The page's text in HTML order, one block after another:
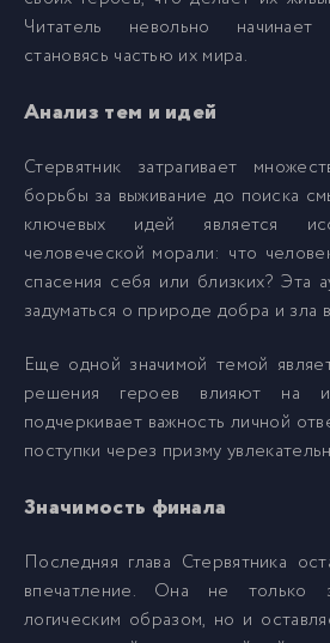
20 0020_Стервятник
22 0022_Стервятник
0023_Стервятник
24 0024_Стервятник
25 0025_Стервятник
26 0026_Стервятник
0028_Стервятник
Читатель невольно
становясь частью их мира.
Анализ тем и идей
Стервятник затрагивает
борьбы за выживание до поиска
ключевых идей является
человеческой морали: что
спасения себя или близких? Эта
задуматься о природе добра и зла
Еще одной значимой темой
решения героев влияют на
подчеркивает важность личной
поступки через призму
Значимость финала
Последняя глава Стервятника
впечатление. Она не только
логическим образом, но и